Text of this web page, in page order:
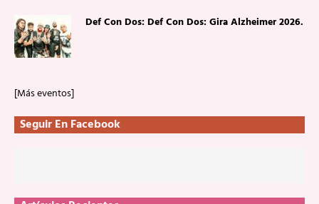
Def Con Dos: Def Con Dos: Gira Alzheimer 2026.
[Más eventos]
Seguir En Facebook